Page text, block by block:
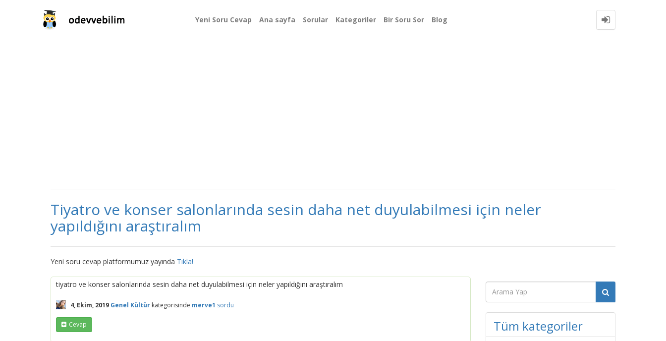
Yeni Soru Cevap Ana sayfa Sorular Kategoriler Bir Soru Sor Blog
Tiyatro ve konser salonlarında sesin daha net duyulabilmesi için neler
yapıldığını araştıralım
Yeni soru cevap platformumuz yayında Tıkla!
tiyatro ve konser salonlarında sesin daha net duyulabilmesi için neler yapıldığını araştıralım
4, Ekim, 2019 Genel Kültür kategorisinde merve1 sordu
Cevap Tüm kategoriler